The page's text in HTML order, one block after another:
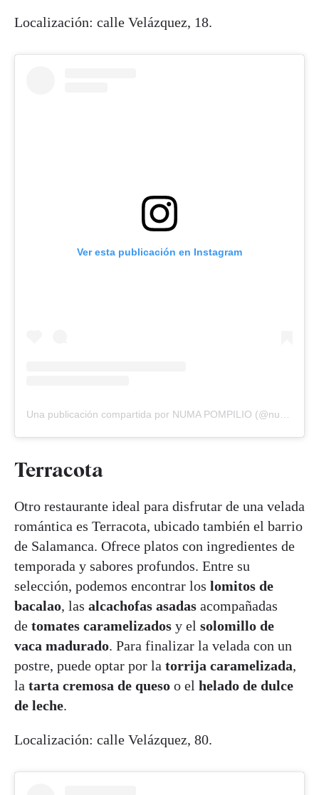
Localización: calle Velázquez, 18.
Ver esta publicación en Instagram
Terracota
Otro restaurante ideal para disfrutar de una velada
romántica es Terracota, ubicado también el barrio
de Salamanca. Ofrece platos con ingredientes de
temporada y sabores profundos. Entre su
selección, podemos encontrar los lomitos de
bacalao, las alcachofas asadas acompañadas
de tomates caramelizados y el solomillo de
vaca madurado. Para finalizar la velada con un
postre, puede optar por la torrija caramelizada,
la tarta cremosa de queso o el helado de dulce
de leche.
Localización: calle Velázquez, 80.